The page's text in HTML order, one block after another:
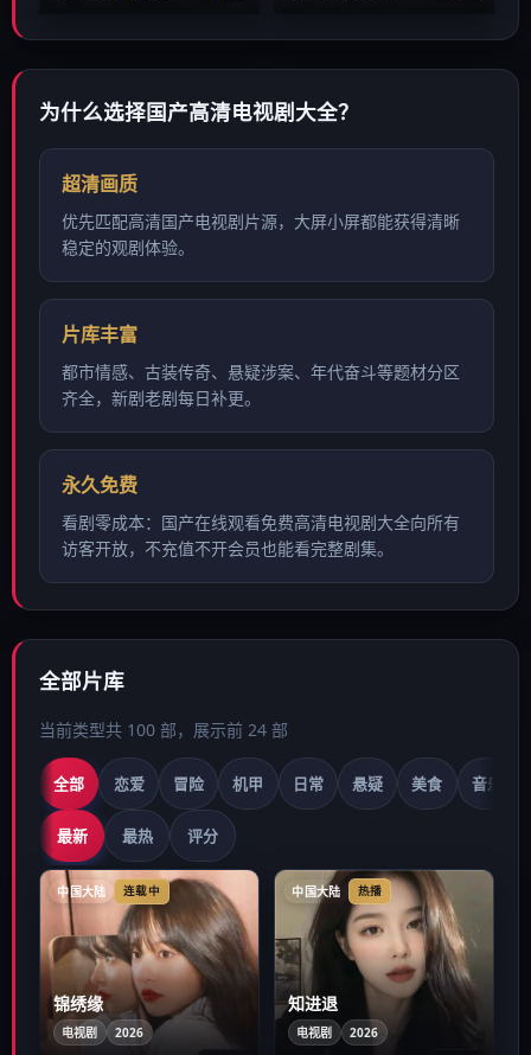
为什么选择国产高清电视剧大全？
超清画质
优先匹配高清国产电视剧片源，大屏小屏都能获得清晰
稳定的观剧体验。
片库丰富
都市情感、古装传奇、悬疑涉案、年代奋斗等题材分区
齐全，新剧老剧每日补更。
永久免费
看剧零成本：国产在线观看免费高清电视剧大全向所有
访客开放，不充值不开会员也能看完整剧集。
全部片库
当前类型共 100 部，展示前 24 部
全部 恋爱 冒险 机甲 日常 悬疑 美食 音乐
最新 最热 评分
中国大陆 连载中
锦绣缘
电视剧 2026
中国大陆 热播
知进退
电视剧 2026